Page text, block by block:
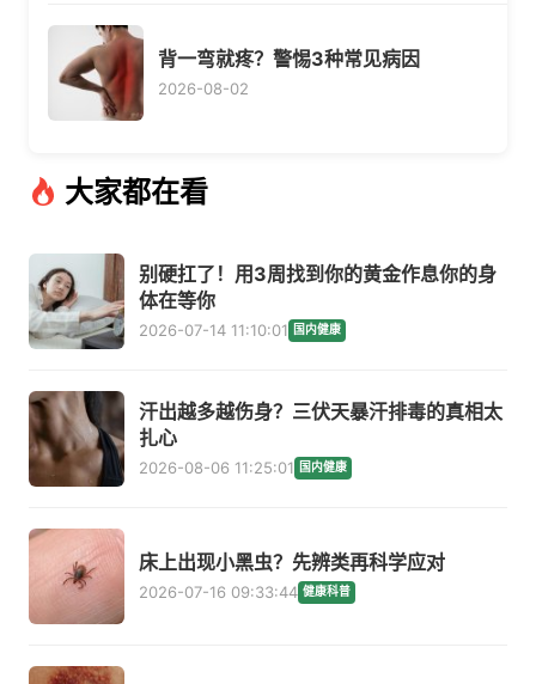
背一弯就疼？警惕3种常见病因
2026-08-02
大家都在看
别硬扛了！用3周找到你的黄金作息你的身
体在等你
2026-07-14 11:10:01 国内健康
汗出越多越伤身？三伏天暴汗排毒的真相太
扎心
2026-08-06 11:25:01 国内健康
床上出现小黑虫？先辨类再科学应对
2026-07-16 09:33:44 健康科普